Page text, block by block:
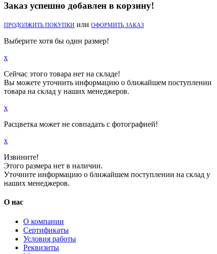
Заказ успешно добавлен в корзину!
ПРОДОЛЖИТЬ ПОКУПКИ или ОФОРМИТЬ ЗАКАЗ
Выберите хотя бы один размер!
x
Сейчас этого товара нет на складе!
Вы можете уточнить информацию о ближайшем поступлении
товара на склад у наших менеджеров.
x
Расцветка может не совпадать с фотографией!
x
Извините!
Этого размера нет в наличии.
Уточните информацию о ближайшем поступлении на склад у
наших менеджеров.
О нас
О компании
Сертификаты
Условия работы
Реквизиты